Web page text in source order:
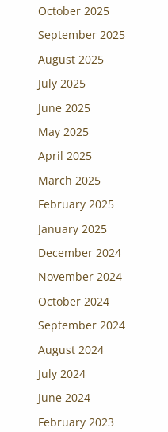
October 2025
September 2025
August 2025
July 2025
June 2025
May 2025
April 2025
March 2025
February 2025
January 2025
December 2024
November 2024
October 2024
September 2024
August 2024
July 2024
June 2024
February 2023